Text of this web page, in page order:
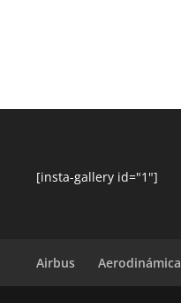
[insta-gallery id="1"]
Airbus Aerodinámica